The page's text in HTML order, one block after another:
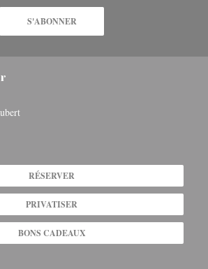
S'ABONNER
nouvelle fenêtre))
RÉSERVER
PRIVATISER
BONS CADEAUX